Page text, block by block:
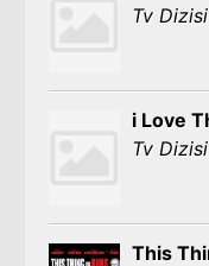
Tv Dizisi
i Love
Tv Dizisi
This